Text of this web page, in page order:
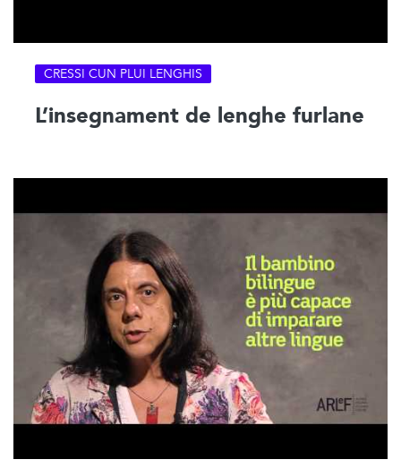
CRESSI CUN PLUI LENGHIS
L’insegnament de lenghe furlane